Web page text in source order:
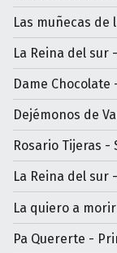
Las muñecas de
La Reina del sur
Dame Chocolate
Dejémonos de
Rosario Tijeras -
La Reina del sur
La quiero a
Pa Quererte -